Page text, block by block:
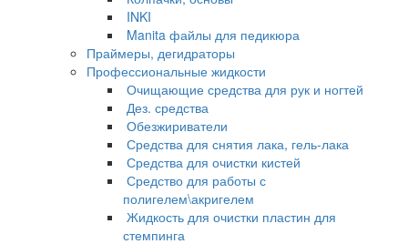
INKI
Manita файлы для педикюра
Праймеры, дегидраторы
Профессиональные жидкости
Очищающие средства для рук и ногтей
Дез. средства
Обезжириватели
Средства для снятия лака, гель-лака
Средства для очистки кистей
Средство для работы с
полигелем\акригелем
Жидкость для очистки пластин для
стемпинга